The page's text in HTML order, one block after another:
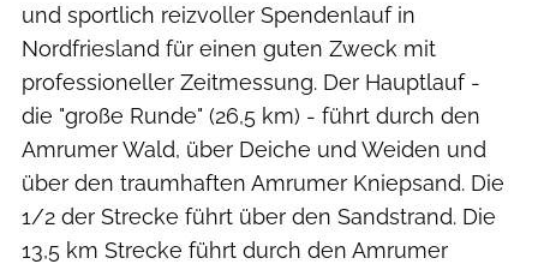
und sportlich reizvoller Spendenlauf in
Nordfriesland für einen guten Zweck mit
professioneller Zeitmessung. Der Hauptlauf -
die "große Runde" (26,5 km) - führt durch den
Amrumer Wald, über Deiche und Weiden und
über den traumhaften Amrumer Kniepsand. Die
1/2 der Strecke führt über den Sandstrand. Die
13,5 km Strecke führt durch den Amrumer